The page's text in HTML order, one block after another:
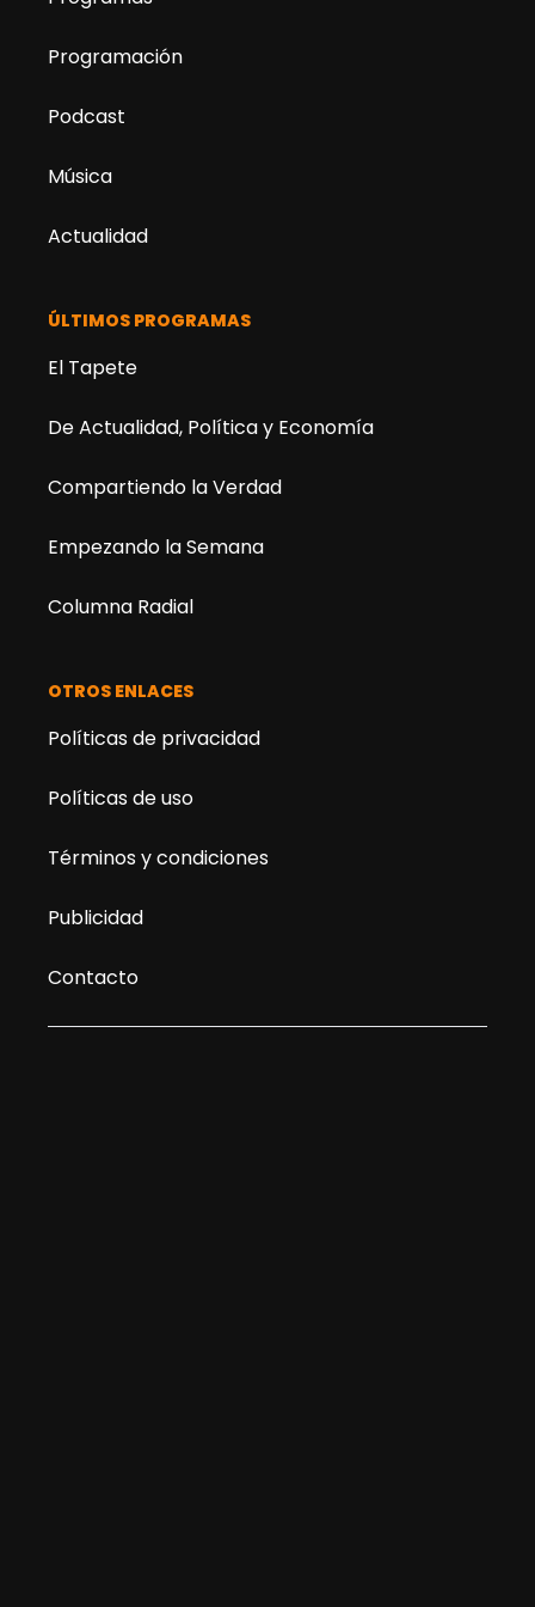
Programación
Podcast
Música
Actualidad
ÚLTIMOS PROGRAMAS
El Tapete
De Actualidad, Política y Economía
Compartiendo la Verdad
Empezando la Semana
Columna Radial
OTROS ENLACES
Políticas de privacidad
Políticas de uso
Términos y condiciones
Publicidad
Contacto